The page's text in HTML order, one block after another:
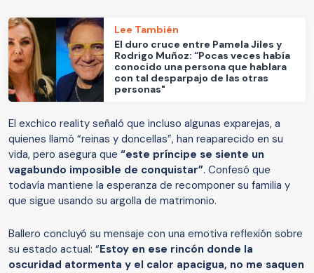
Lee También
El duro cruce entre Pamela Jiles y
Rodrigo Muñoz: “Pocas veces había
conocido una persona que hablara
con tal desparpajo de las otras
personas"
El exchico reality señaló que incluso algunas exparejas, a
quienes llamó “reinas y doncellas”, han reaparecido en su
vida, pero asegura que “este príncipe se siente un
vagabundo imposible de conquistar”. Confesó que
todavía mantiene la esperanza de recomponer su familia y
que sigue usando su argolla de matrimonio.
Ballero concluyó su mensaje con una emotiva reflexión sobre
su estado actual: “Estoy en ese rincón donde la
oscuridad atormenta y el calor apacigua, no me saquen